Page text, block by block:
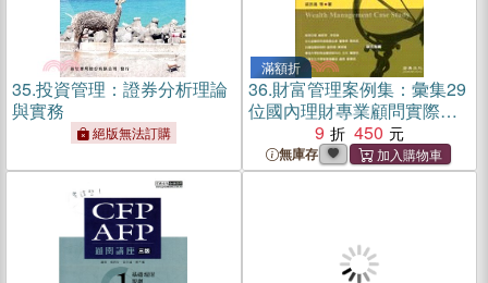
35.投資管理：證券分析理論
與實務
絕版無法訂購
滿額折
36.財富管理案例集：彙集29
位國內理財專業顧問實際執
9 450
無庫存